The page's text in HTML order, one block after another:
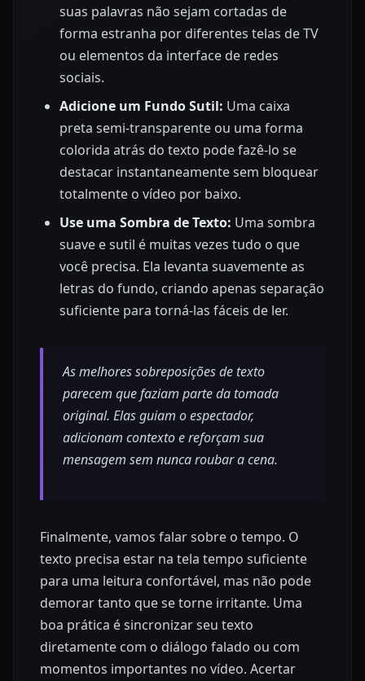
suas palavras não sejam cortadas de
forma estranha por diferentes telas de TV
ou elementos da interface de redes
sociais.
Adicione um Fundo Sutil: Uma caixa
preta semi-transparente ou uma forma
colorida atrás do texto pode fazê-lo se
destacar instantaneamente sem bloquear
totalmente o vídeo por baixo.
Use uma Sombra de Texto: Uma sombra
suave e sutil é muitas vezes tudo o que
você precisa. Ela levanta suavemente as
letras do fundo, criando apenas separação
suficiente para torná-las fáceis de ler.
As melhores sobreposições de texto
parecem que faziam parte da tomada
original. Elas guiam o espectador,
adicionam contexto e reforçam sua
mensagem sem nunca roubar a cena.
Finalmente, vamos falar sobre o tempo. O
texto precisa estar na tela tempo suficiente
para uma leitura confortável, mas não pode
demorar tanto que se torne irritante. Uma
boa prática é sincronizar seu texto
diretamente com o diálogo falado ou com
momentos importantes no vídeo. Acertar